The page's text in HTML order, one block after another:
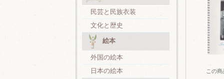
民芸と民族衣装
文化と歴史
絵本
外国の絵本
日本の絵本
この